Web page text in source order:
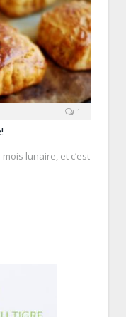
1
lunaire, et c’est